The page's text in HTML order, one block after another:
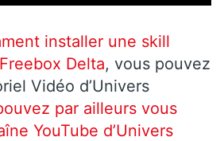
installer une skill
Delta, vous pouvez
Vidéo d’Univers
par ailleurs vous
YouTube d’Univers